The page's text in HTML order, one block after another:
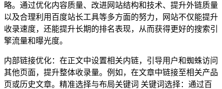
略。通过优化内容质量、改进网站结构和技术、提升外链质量
以及合理利用百度站长工具等多方面的努力，网站不仅能提升
收录速度，还能提升长期的排名表现，从而获得更好的搜索引
擎流量和曝光度。
内部链接优化：在正文中设置相关内链，引导用户和蜘蛛访问
其他页面，提升整体收录量。例如，在文章中链接至相关产品
页或历史文章。精准选择与布局关键词 关键词选择：通过百